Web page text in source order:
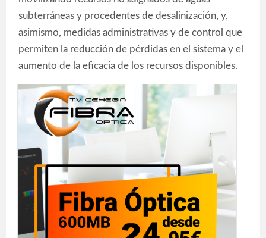
subterráneas y procedentes de desalinización, y,
asimismo, medidas administrativas y de control que
permiten la reducción de pérdidas en el sistema y el
aumento de la eficacia de los recursos disponibles.